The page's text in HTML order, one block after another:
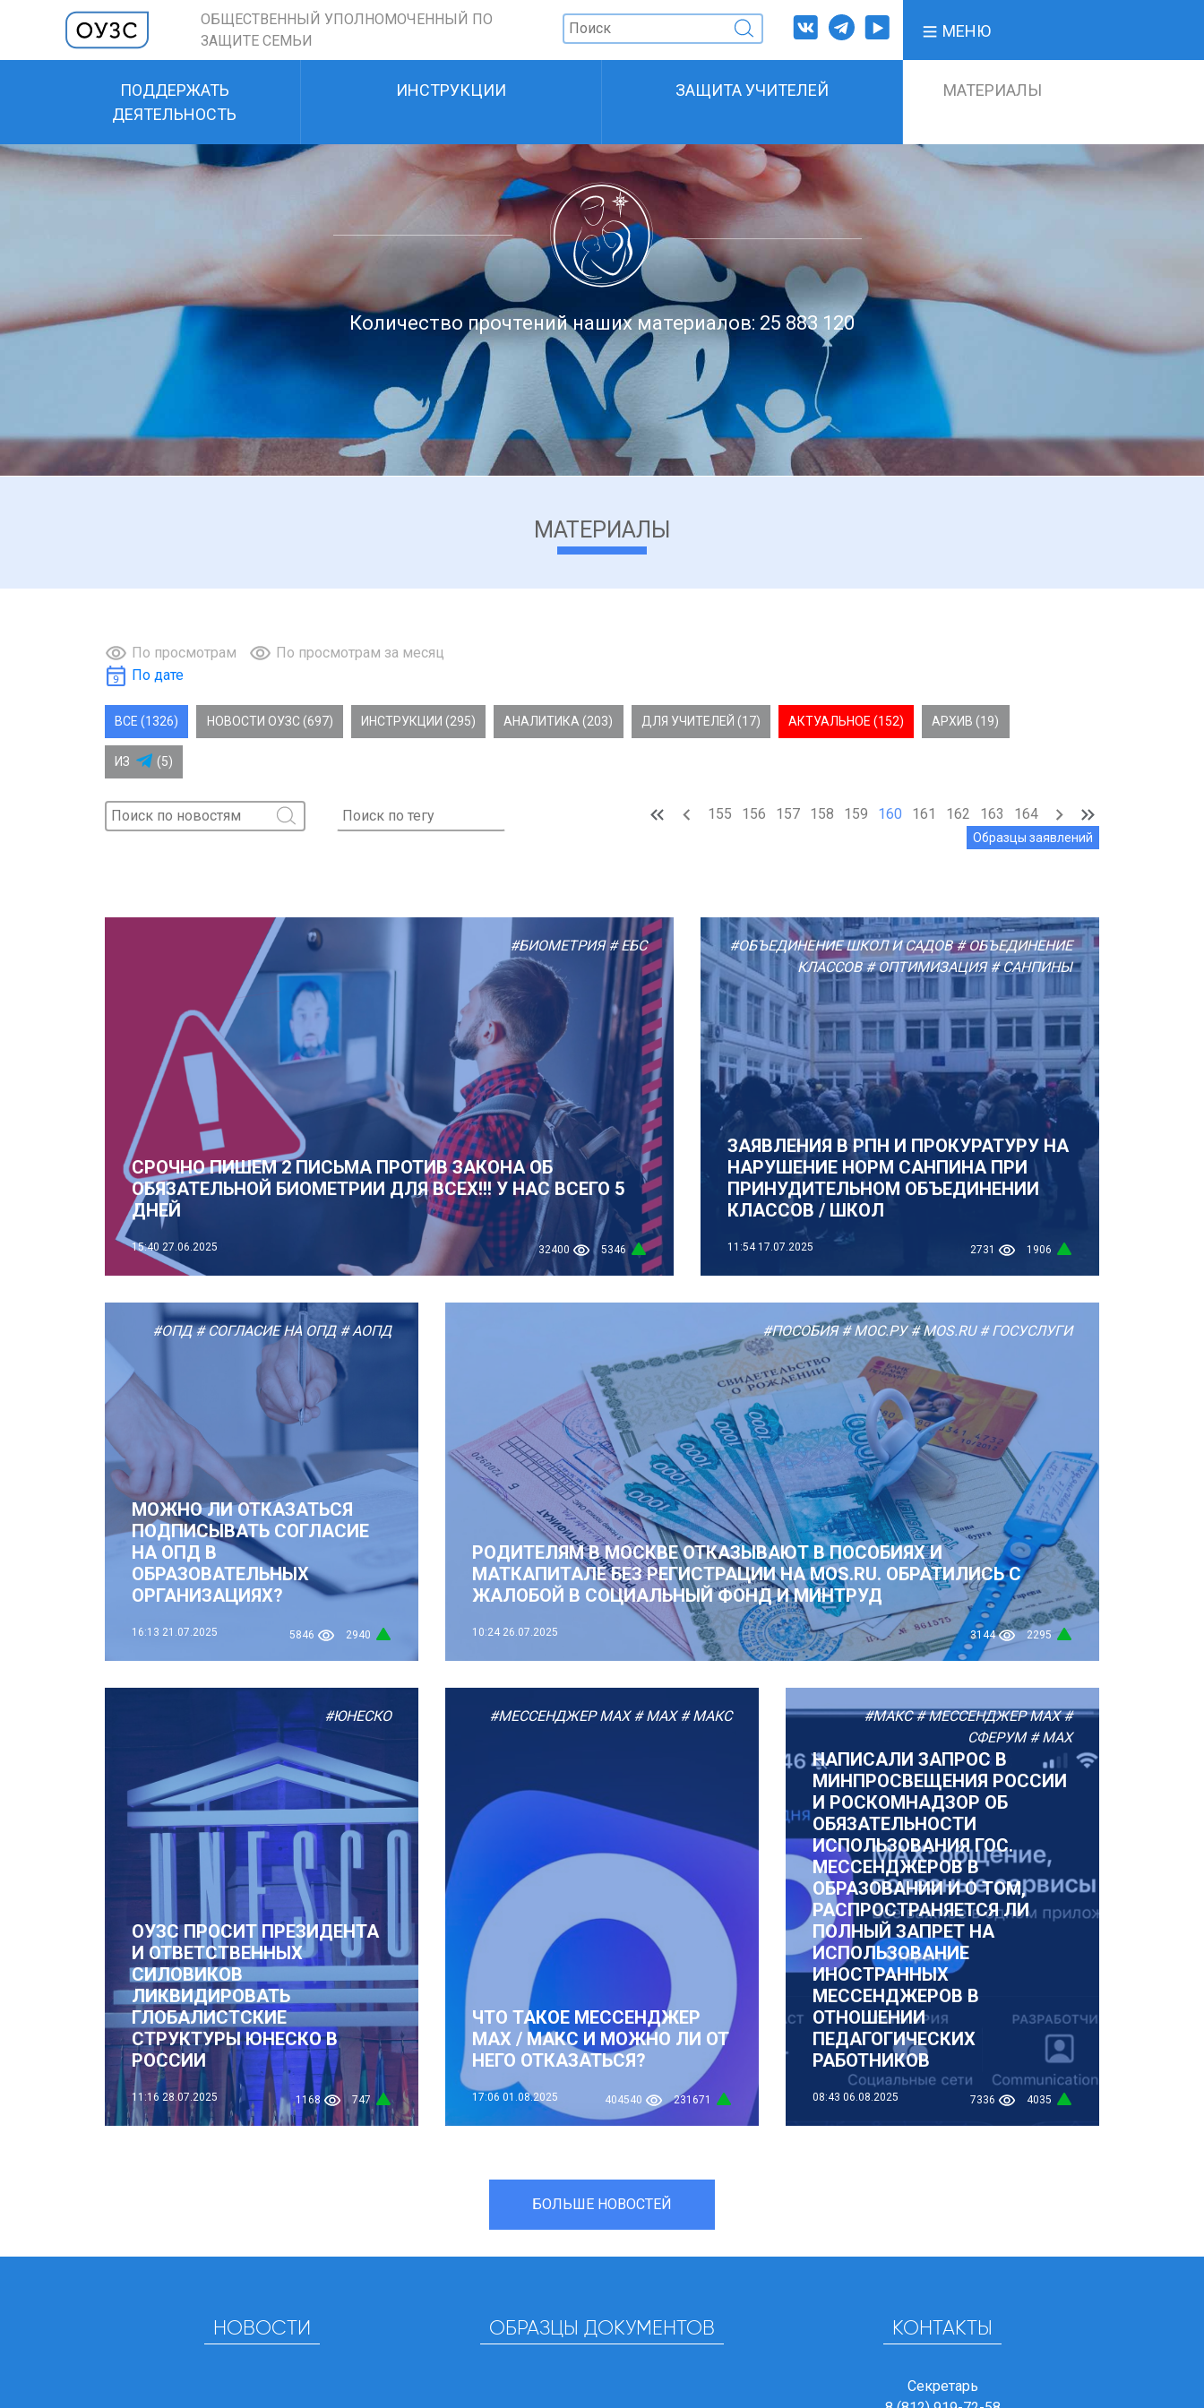
ОБЩЕСТВЕННЫЙ УПОЛНОМОЧЕННЫЙ ПО
ЗАЩИТЕ СЕМЬИ
МЕНЮ
ПОДДЕРЖАТЬ
ДЕЯТЕЛЬНОСТЬ
ИНСТРУКЦИИ ЗАЩИТА УЧИТЕЛЕЙ МАТЕРИАЛЫ
Количество прочтений наших материалов: 25 883 120
МАТЕРИАЛЫ
По просмотрам
По просмотрам за месяц
По дате
ВСЕ (1326) НОВОСТИ ОУЗС (697) ИНСТРУКЦИИ (295) АНАЛИТИКА (203) ДЛЯ УЧИТЕЛЕЙ (17) АКТУАЛЬНОЕ (152) АРХИВ (19)
ИЗ (5)
155 156 157 158 159 160 161 162 163 164
Образцы заявлений
#БИОМЕТРИЯ # ЕБС
СРОЧНО ПИШЕМ 2 ПИСЬМА ПРОТИВ ЗАКОНА ОБ
ОБЯЗАТЕЛЬНОЙ БИОМЕТРИИ ДЛЯ ВСЕХ!!! У НАС ВСЕГО 5
ДНЕЙ
15:40 27.06.2025 32400 5346
#ОБЪЕДИНЕНИЕ ШКОЛ И САДОВ # ОБЪЕДИНЕНИЕ
КЛАССОВ # ОПТИМИЗАЦИЯ # САНПИНЫ
ЗАЯВЛЕНИЯ В РПН И ПРОКУРАТУРУ НА
НАРУШЕНИЕ НОРМ САНПИНА ПРИ
ПРИНУДИТЕЛЬНОМ ОБЪЕДИНЕНИИ
КЛАССОВ / ШКОЛ
11:54 17.07.2025 2731 1906
#ОПД # СОГЛАСИЕ НА ОПД # АОПД
МОЖНО ЛИ ОТКАЗАТЬСЯ
ПОДПИСЫВАТЬ СОГЛАСИЕ
НА ОПД В
ОБРАЗОВАТЕЛЬНЫХ
ОРГАНИЗАЦИЯХ?
16:13 21.07.2025 5846 2940
#ПОСОБИЯ # МОС.РУ # MOS.RU # ГОСУСЛУГИ
РОДИТЕЛЯМ В МОСКВЕ ОТКАЗЫВАЮТ В ПОСОБИЯХ И
МАТКАПИТАЛЕ БЕЗ РЕГИСТРАЦИИ НА MOS.RU. ОБРАТИЛИСЬ С
ЖАЛОБОЙ В СОЦИАЛЬНЫЙ ФОНД И МИНТРУД
10:24 26.07.2025 3144 2295
#ЮНЕСКО
ОУЗС ПРОСИТ ПРЕЗИДЕНТА
И ОТВЕТСТВЕННЫХ
СИЛОВИКОВ
ЛИКВИДИРОВАТЬ
ГЛОБАЛИСТСКИЕ
СТРУКТУРЫ ЮНЕСКО В
РОССИИ
11:16 28.07.2025 1168 747
#МЕССЕНДЖЕР MAX # MAX # МАКС
ЧТО ТАКОЕ МЕССЕНДЖЕР
MAX / МАКС И МОЖНО ЛИ ОТ
НЕГО ОТКАЗАТЬСЯ?
17:06 01.08.2025 404540 231671
#МАКС # МЕССЕНДЖЕР MAX #
СФЕРУМ # MAX
НАПИСАЛИ ЗАПРОС В
МИНПРОСВЕЩЕНИЯ РОССИИ
И РОСКОМНАДЗОР ОБ
ОБЯЗАТЕЛЬНОСТИ
ИСПОЛЬЗОВАНИЯ ГОС.
МЕССЕНДЖЕРОВ В
ОБРАЗОВАНИИ И О ТОМ,
РАСПРОСТРАНЯЕТСЯ ЛИ
ПОЛНЫЙ ЗАПРЕТ НА
ИСПОЛЬЗОВАНИЕ
ИНОСТРАННЫХ
МЕССЕНДЖЕРОВ В
ОТНОШЕНИИ
ПЕДАГОГИЧЕСКИХ
РАБОТНИКОВ
08:43 06.08.2025 7336 4035
БОЛЬШЕ НОВОСТЕЙ
НОВОСТИ ОБРАЗЦЫ ДОКУМЕНТОВ КОНТАКТЫ
Секретарь